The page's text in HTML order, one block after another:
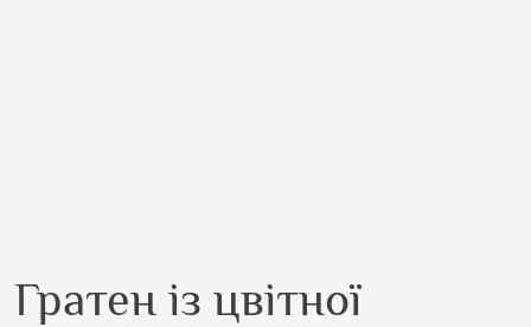
Гратен із цвітної